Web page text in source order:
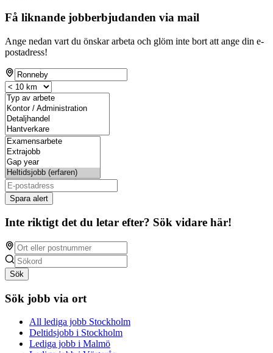
Få liknande jobberbjudanden via mail
Ange nedan vart du önskar arbeta och glöm inte bort att ange din e-
postadress!
Spara alert
Inte riktigt det du letar efter? Sök vidare här!
Sök
Sök jobb via ort
All lediga jobb Stockholm
Deltidsjobb i Stockholm
Lediga jobb i Malmö